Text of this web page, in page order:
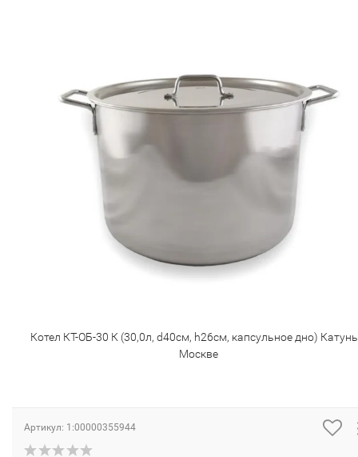
Котел КТ-ОБ-30 К (30,0л, d40см, h26см, капсульное дно)
Москве
Артикул: 1:00000355944